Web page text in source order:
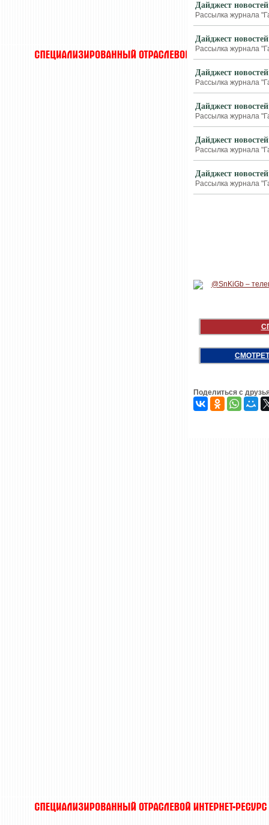
Дайджест
Рассылка журнала
Дайджест
Рассылка журнала
Дайджест
Рассылка журнала
Дайджест
Рассылка журнала
Дайджест
Рассылка журнала
Дайджест
Рассылка журнала
Поделиться с